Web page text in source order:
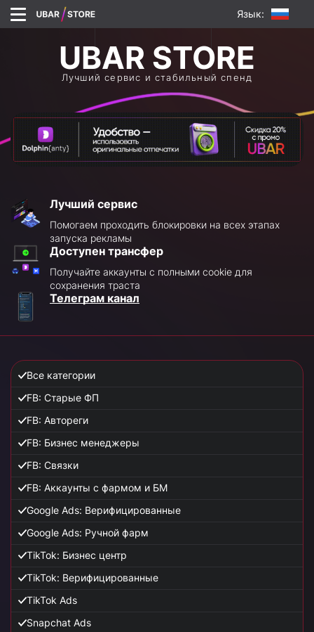
Язык:
Лучший сервис и стабильный спенд
Лучший сервис
Помогаем проходить блокировки на всех этапах
запуска рекламы
Доступен трансфер
Получайте аккаунты с полными cookie для
сохранения траста
Телеграм канал
Все категории
FB: Старые ФП
FB: Автореги
FB: Бизнес менеджеры
FB: Связки
FB: Аккаунты с фармом и БМ
Google Ads: Верифицированные
Google Ads: Ручной фарм
TikTok: Бизнес центр
TikTok: Верифицированные
TikTok Ads
Snapchat Ads